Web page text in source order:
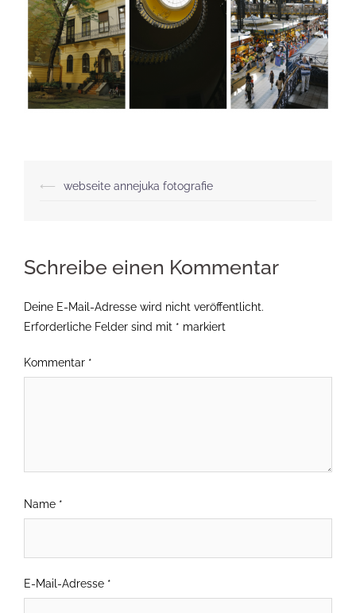
Beitragsnavigation
⟵ webseite annejuka fotografie
Schreibe einen Kommentar
Deine E-Mail-Adresse wird nicht veröffentlicht.
Erforderliche Felder sind mit * markiert
Kommentar *
Name *
E-Mail-Adresse *